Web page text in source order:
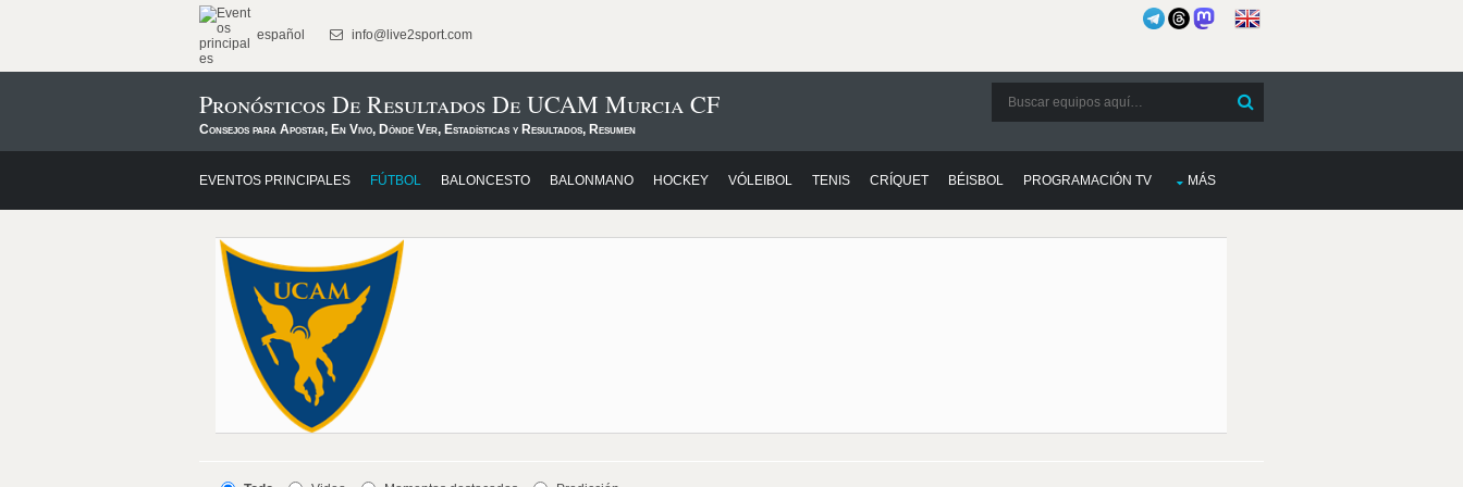
español info@live2sport.com
Pronósticos De Resultados De UCAM Murcia CF
Consejos para Apostar, En Vivo, Dónde Ver, Estadísticas y Resultados, Resumen
EVENTOS PRINCIPALES FÚTBOL BALONCESTO BALONMANO HOCKEY VÓLEIBOL TENIS CRÍQUET BÉISBOL PROGRAMACIÓN TV MÁS